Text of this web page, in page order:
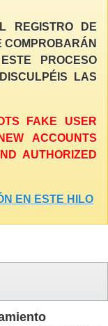
REGISTRO DE
COMPROBARÁN
PROCESO
LAS
FAKE USER
ACCOUNTS
AUTHORIZED
EN ESTE HILO